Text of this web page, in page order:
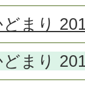
まり
まり